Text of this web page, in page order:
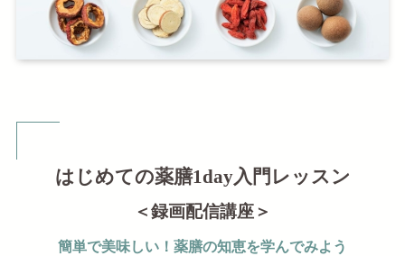
はじめての薬膳1day入門レッスン
＜録画配信講座＞
簡単で美味しい！薬膳の知恵を学んでみよう